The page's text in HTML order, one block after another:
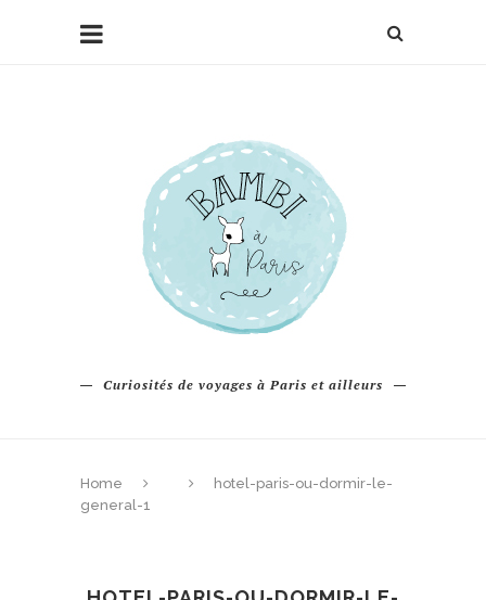
Curiosités de voyages à Paris et ailleurs
Home
hotel-paris-ou-dormir-le-
general-1